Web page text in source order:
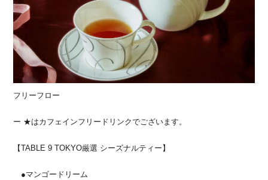
フリーフロー
ー ★はカフェインフリードリンクでございます。
【TABLE 9 TOKYO厳選 シーズナルティー】
●マンゴードリーム